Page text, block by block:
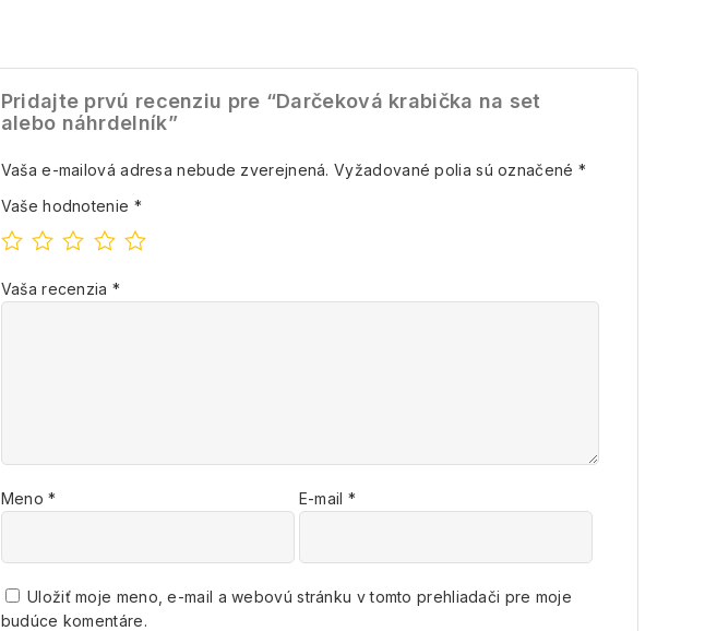
Pridajte prvú recenziu pre “Darčeková krabička na set
alebo náhrdelník”
Vaša e-mailová adresa nebude zverejnená. Vyžadované polia sú označené *
Vaše hodnotenie *
Vaša recenzia *
Meno* E-mail *
Uložiť moje meno, e-mail a webovú stránku v tomto prehliadači pre moje
budúce komentáre.